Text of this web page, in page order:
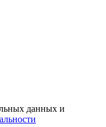
данных и